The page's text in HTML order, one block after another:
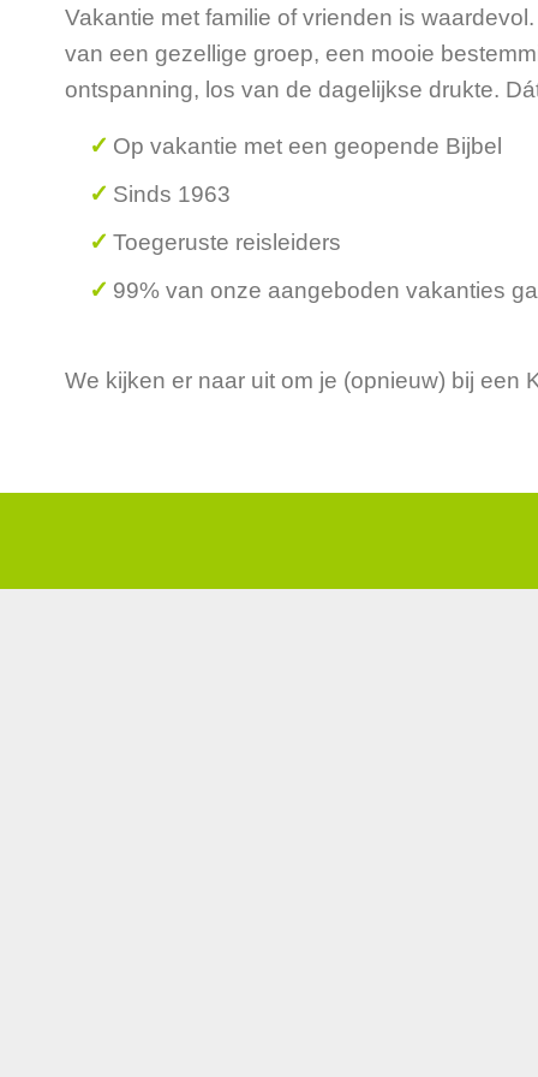
Vakantie met familie of vrienden is
van een gezellige groep, een mooie
ontspanning, los van de dagelijkse drukte.
Op vakantie met een geopende Bijbel
Sinds 1963
Toegeruste reisleiders
99% van onze aangeboden vakanties
We kijken er naar uit om je (opnieuw) bij een